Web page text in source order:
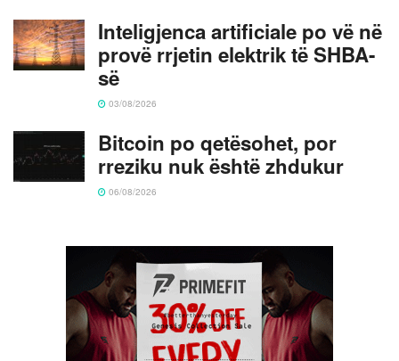
Inteligjenca artificiale po vë në
provë rrjetin elektrik të SHBA-
së
03/08/2026
Bitcoin po qetësohet, por
rreziku nuk është zhdukur
06/08/2026